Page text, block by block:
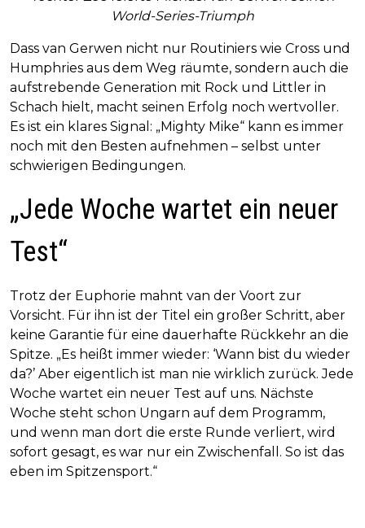
World-Series-Triumph
Dass van Gerwen nicht nur Routiniers wie Cross und
Humphries aus dem Weg räumte, sondern auch die
aufstrebende Generation mit Rock und Littler in
Schach hielt, macht seinen Erfolg noch wertvoller.
Es ist ein klares Signal: „Mighty Mike“ kann es immer
noch mit den Besten aufnehmen – selbst unter
schwierigen Bedingungen.
„Jede Woche wartet ein neuer
Test“
Trotz der Euphorie mahnt van der Voort zur
Vorsicht. Für ihn ist der Titel ein großer Schritt, aber
keine Garantie für eine dauerhafte Rückkehr an die
Spitze. „Es heißt immer wieder: ‘Wann bist du wieder
da?’ Aber eigentlich ist man nie wirklich zurück. Jede
Woche wartet ein neuer Test auf uns. Nächste
Woche steht schon Ungarn auf dem Programm,
und wenn man dort die erste Runde verliert, wird
sofort gesagt, es war nur ein Zwischenfall. So ist das
eben im Spitzensport.“